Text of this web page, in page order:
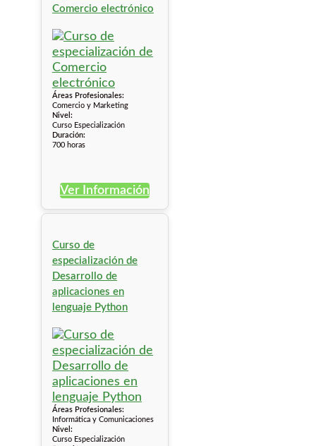
Comercio electrónico
Áreas Profesionales:
Comercio y Marketing
Nivel:
Curso Especialización
Duración:
700 horas
Ver Información
Curso de
especialización de
Desarrollo de
aplicaciones en
lenguaje Python
Áreas Profesionales:
Informática y Comunicaciones
Nivel:
Curso Especialización